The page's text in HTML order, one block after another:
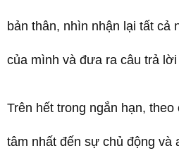
bản thân, nhìn nhận lại tất cả
của mình và đưa ra câu trả
Trên hết trong ngắn hạn, theo
tâm nhất đến sự chủ động và